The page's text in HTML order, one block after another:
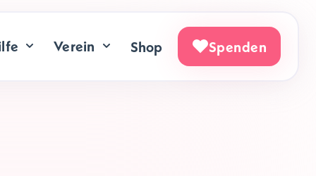
Verein Shop Spenden